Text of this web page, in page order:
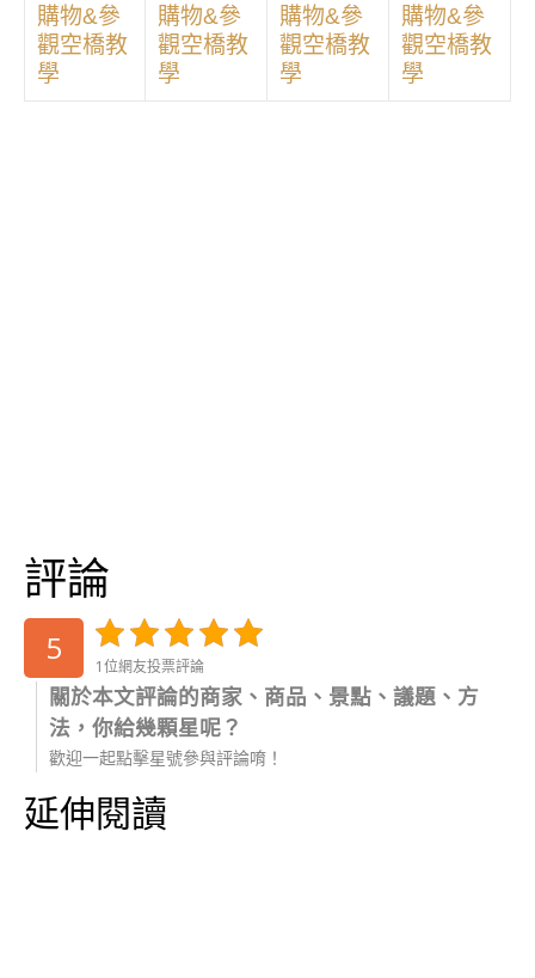
評論
5 1位網友投票評論
關於本文評論的商家、商品、景點、議題、方
法，你給幾顆星呢？
歡迎一起點擊星號參與評論唷！
延伸閱讀